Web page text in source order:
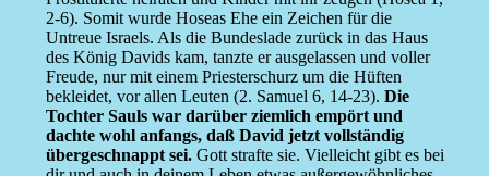
2-6). Somit wurde Hoseas Ehe ein Zeichen für die
Untreue Israels. Als die Bundeslade zurück in das Haus
des König Davids kam, tanzte er ausgelassen und voller
Freude, nur mit einem Priesterschurz um die Hüften
bekleidet, vor allen Leuten (2. Samuel 6, 14-23). Die
Tochter Sauls war darüber ziemlich empört und
dachte wohl anfangs, daß David jetzt vollständig
übergeschnappt sei.Gott strafte sie. Vielleicht gibt es bei